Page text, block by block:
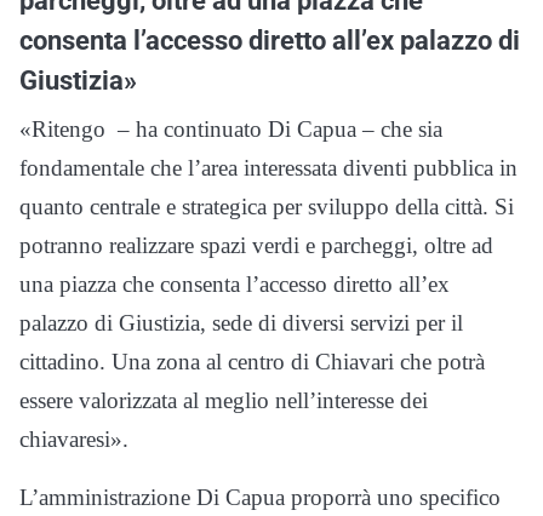
consenta l’accesso diretto all’ex palazzo di
Giustizia»
«Ritengo – ha continuato Di Capua – che sia
fondamentale che l’area interessata diventi pubblica in
quanto centrale e strategica per sviluppo della città. Si
potranno realizzare spazi verdi e parcheggi, oltre ad
una piazza che consenta l’accesso diretto all’ex
palazzo di Giustizia, sede di diversi servizi per il
cittadino. Una zona al centro di Chiavari che potrà
essere valorizzata al meglio nell’interesse dei
chiavaresi».
L’amministrazione Di Capua proporrà uno specifico